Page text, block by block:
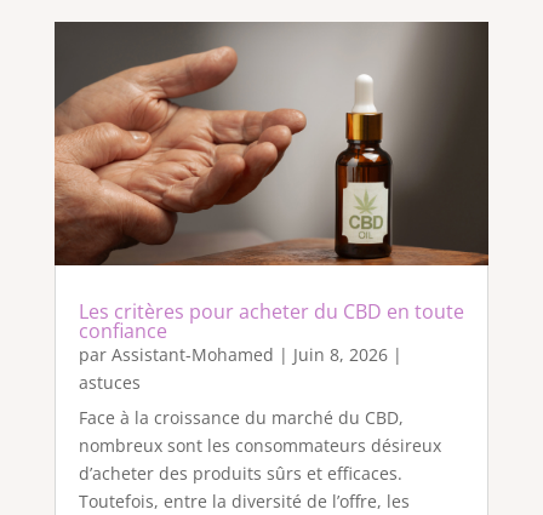
Les critères pour acheter du CBD en toute
confiance
par Assistant-Mohamed | Juin 8, 2026|
astuces
Face à la croissance du marché du CBD,
nombreux sont les consommateurs désireux
d’acheter des produits sûrs et efficaces.
Toutefois, entre la diversité de l’offre, les